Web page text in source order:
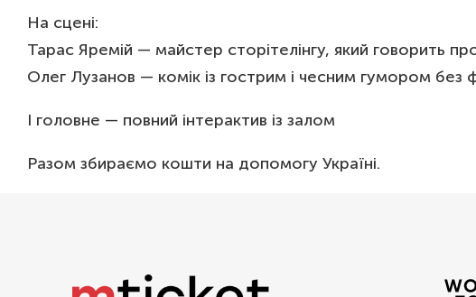
На сцені:
Тарас Яремій — майстер сторітелінгу, який говорить
Олег Лузанов — комік із гострим і чесним гумором без
І головне — повний інтерактив із залом
Разом збираємо кошти на допомогу Україні.